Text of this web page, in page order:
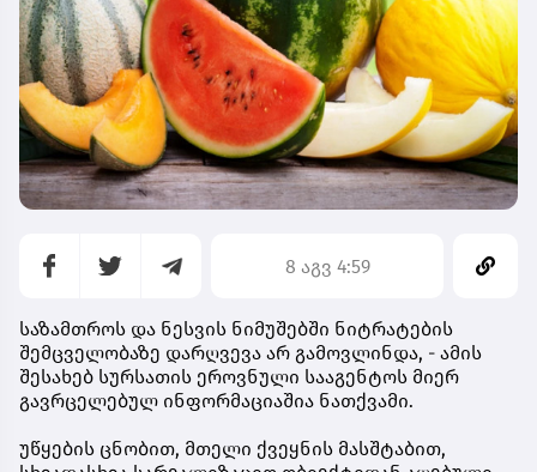
8 აგვ 4:59
საზამთროს და ნესვის ნიმუშებში ნიტრატების
შემცველობაზე დარღვევა არ გამოვლინდა, - ამის
შესახებ სურსათის ეროვნული სააგენტოს მიერ
გავრცელებულ ინფორმაციაშია ნათქვამი.
უწყების ცნობით, მთელი ქვეყნის მასშტაბით,